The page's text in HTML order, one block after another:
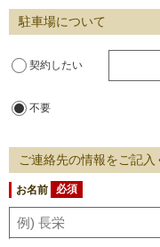
駐車場について
契約したい
不要
ご連絡先の情報をご記入
お名前 必須